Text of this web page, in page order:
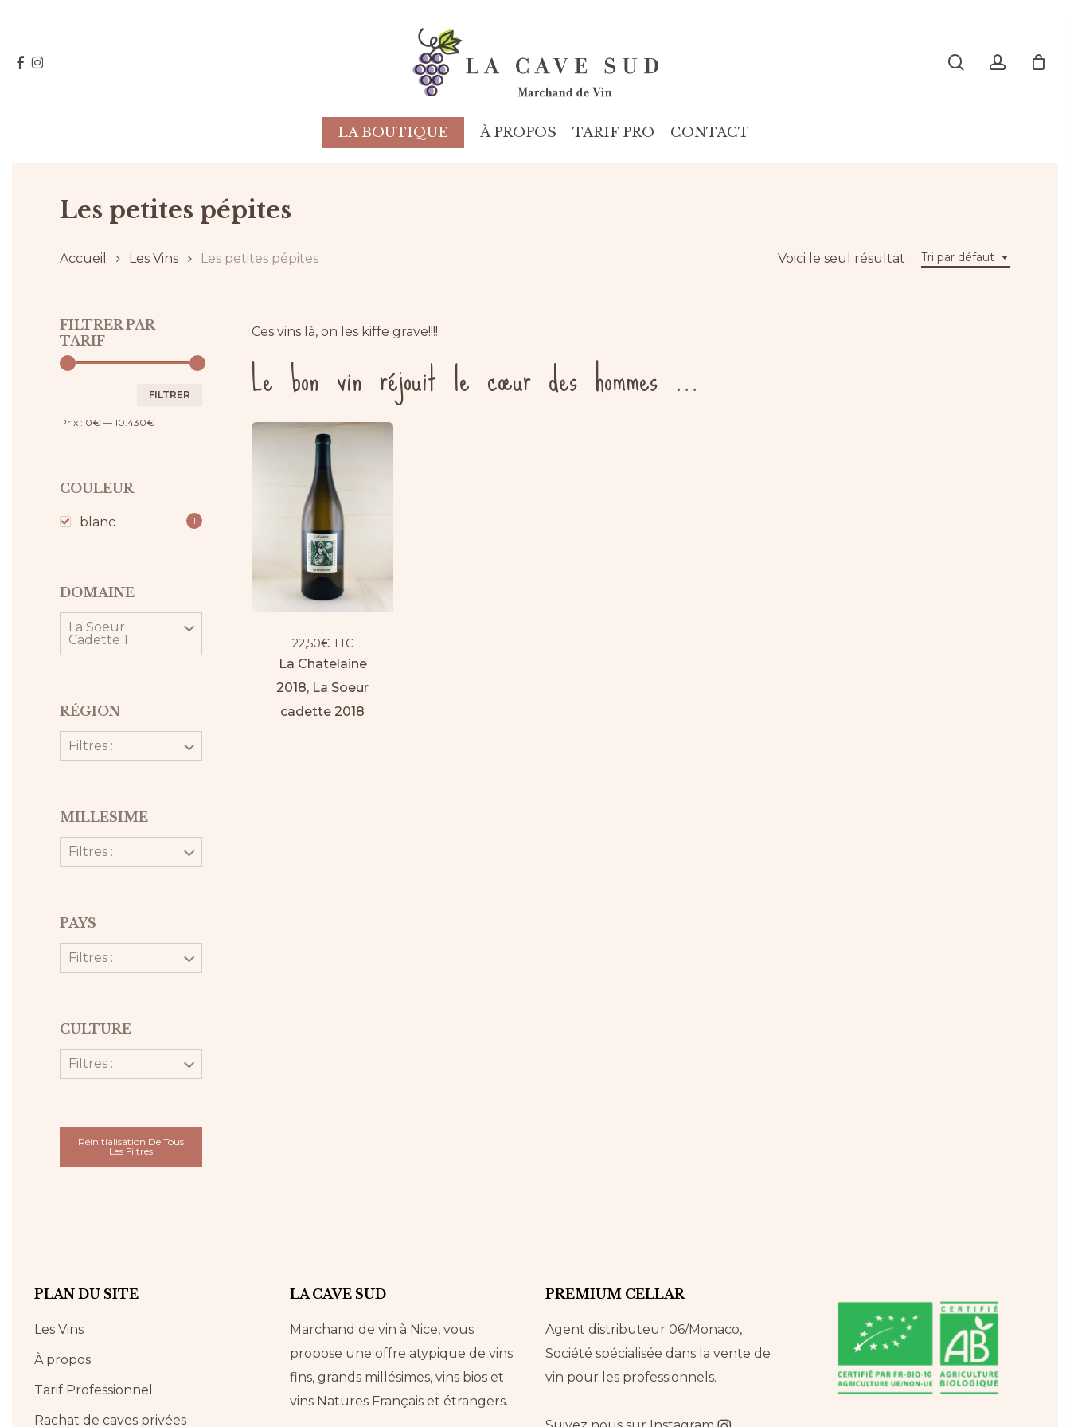
mainFACEBOOK
INSTAGRAM
LA BOUTIQUE À PROPOS TARIF PRO CONTACT
Les petites pépites
Tri par défaut
Voici le seul résultat
Accueil Les Vins Les petites pépites
FILTRER PAR
TARIF
FILTRER
Prix : 0€ — 10.430€
COULEUR
blanc 1
DOMAINE
La Soeur
Cadette 1
RÉGION
Filtres :
MILLESIME
Filtres :
PAYS
Filtres :
CULTURE
Filtres :
Réinitialisation De Tous
Les Filtres
Ces vins là, on les kiffe grave!!!!
Le bon vin réjouit le cœur des hommes ...
22,50€ TTC
La Chatelaine
2018, La Soeur
cadette 2018
PLAN DU SITE
Les Vins
À propos
Tarif Professionnel
Rachat de caves privées
LA CAVE SUD
Marchand de vin à Nice, vous
propose une offre atypique de vins
fins, grands millésimes, vins bios et
vins Natures Français et étrangers.
PREMIUM CELLAR
Agent distributeur 06/Monaco,
Société spécialisée dans la vente de
vin pour les professionnels.